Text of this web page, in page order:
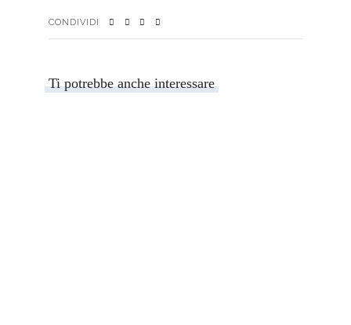
CONDIVIDI
Ti potrebbe anche interessare